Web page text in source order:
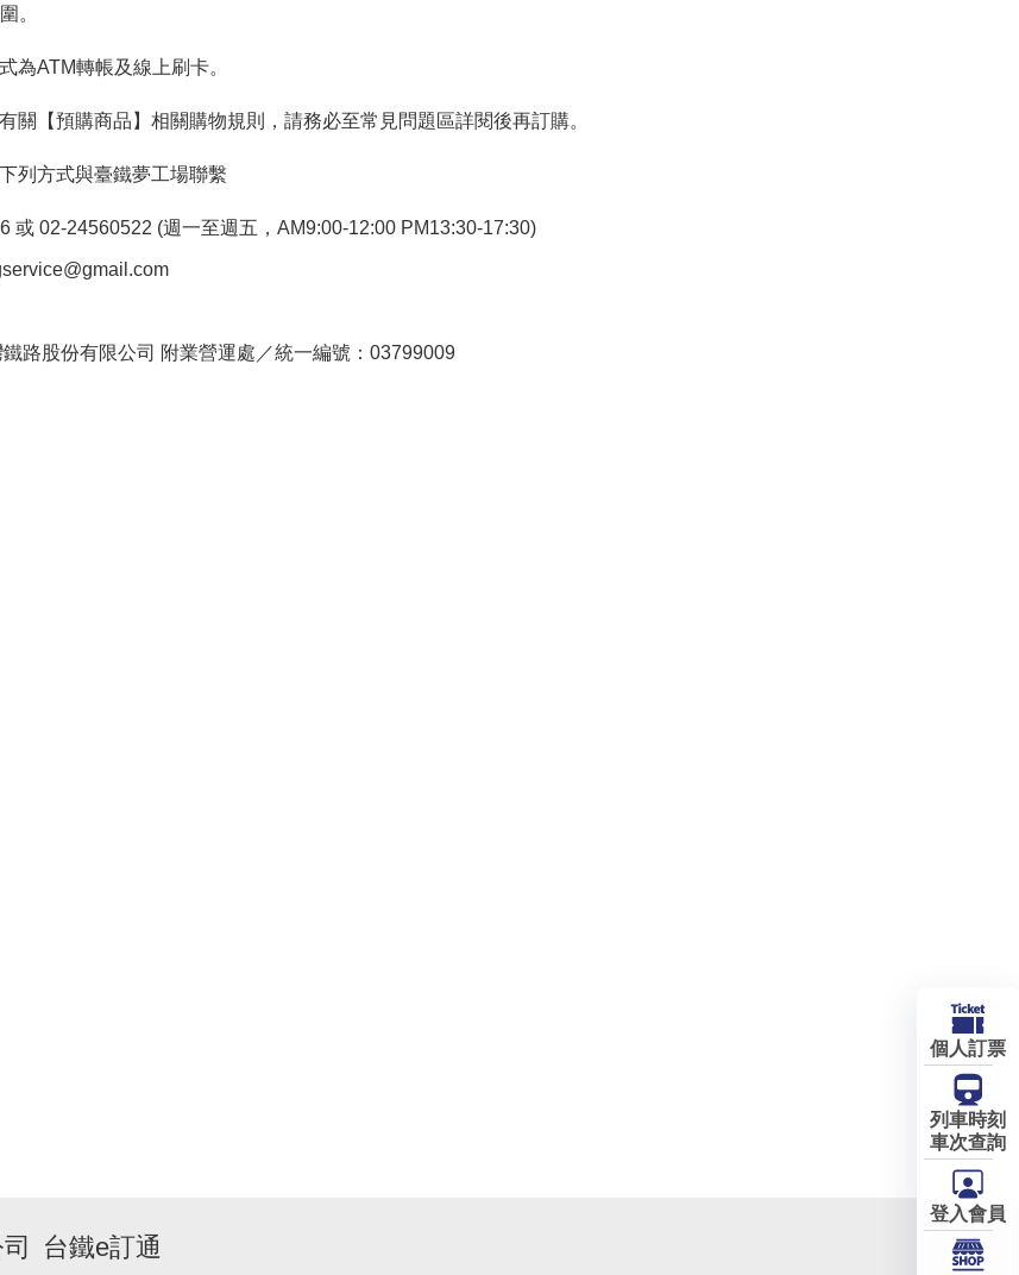
。
為ATM轉帳及線上刷卡。
關【預購商品】相關購物規則，請務必至常見問題區詳閱後再訂購。
列方式與臺鐵夢工場聯繫
或 02-24560522 (週一至週五，AM9:00-12:00 PM13:30-17:30)
路股份有限公司 附業營運處／統一編號：03799009
台鐵e訂通
個人訂票
列車時刻
車次查詢
登入會員